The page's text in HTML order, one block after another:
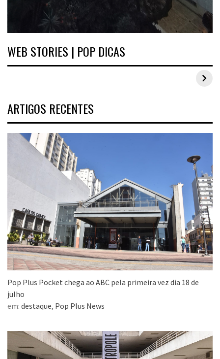
WEB STORIES | POP DICAS
Inspirações de looks plus size para o carnaval
ARTIGOS RECENTES
Pop Plus Pocket chega ao ABC pela primeira vez dia 18 de
julho
em: destaque, Pop Plus News